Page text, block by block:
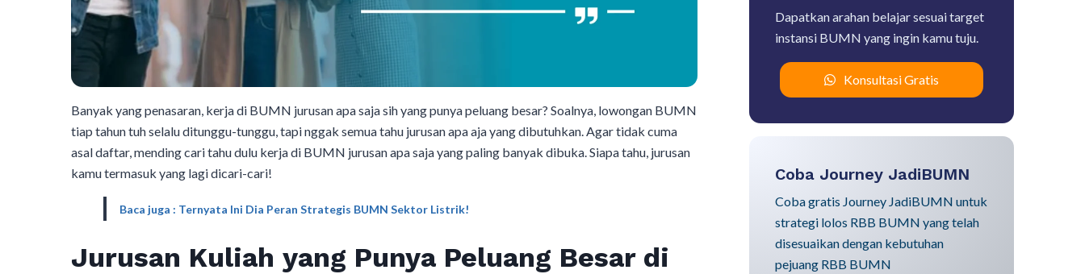
Banyak yang penasaran, kerja di BUMN jurusan apa saja sih yang punya peluang besar? Soalnya, lowongan BUMN
tiap tahun tuh selalu ditunggu-tunggu, tapi nggak semua tahu jurusan apa aja yang dibutuhkan. Agar tidak cuma
asal daftar, mending cari tahu dulu kerja di BUMN jurusan apa saja yang paling banyak dibuka. Siapa tahu, jurusan
kamu termasuk yang lagi dicari-cari!
Baca juga : Ternyata Ini Dia Peran Strategis BUMN Sektor Listrik!
Jurusan Kuliah yang Punya Peluang Besar di
Dapatkan arahan belajar sesuai target
instansi BUMN yang ingin kamu tuju.
Konsultasi Gratis
Coba Journey JadiBUMN
Coba gratis Journey JadiBUMN untuk
strategi lolos RBB BUMN yang telah
disesuaikan dengan kebutuhan
pejuang RBB BUMN